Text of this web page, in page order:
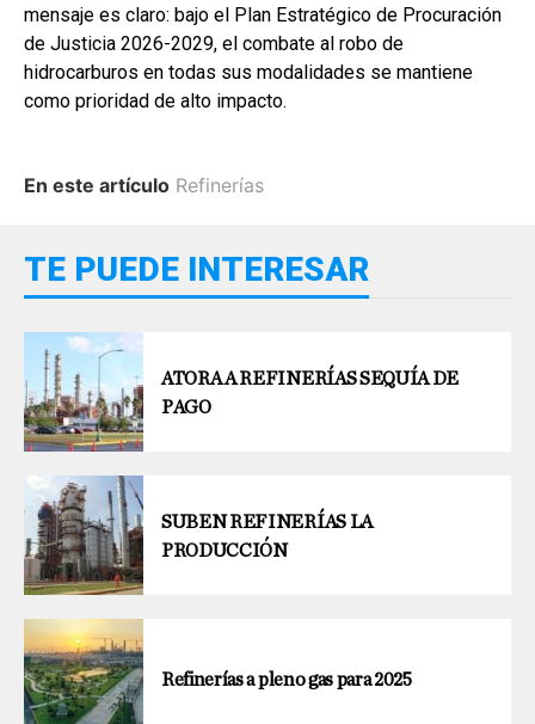
mensaje es claro: bajo el Plan Estratégico de Procuración
de Justicia 2026-2029, el combate al robo de
hidrocarburos en todas sus modalidades se mantiene
como prioridad de alto impacto.
En este artículo Refinerías
TE PUEDE INTERESAR
ATORA A REFINERÍAS SEQUÍA DE
PAGO
SUBEN REFINERÍAS LA
PRODUCCIÓN
Refinerías a pleno gas para 2025